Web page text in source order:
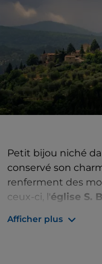
Petit bijou niché
conservé son
renferment des
ceux-ci, l'église S.
XIVe siècle, et l'
Afficher plus